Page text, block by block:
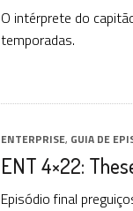
O intérprete do
temporadas.
ENTERPRISE, GUIA DE
ENT 4×22:
Episódio final